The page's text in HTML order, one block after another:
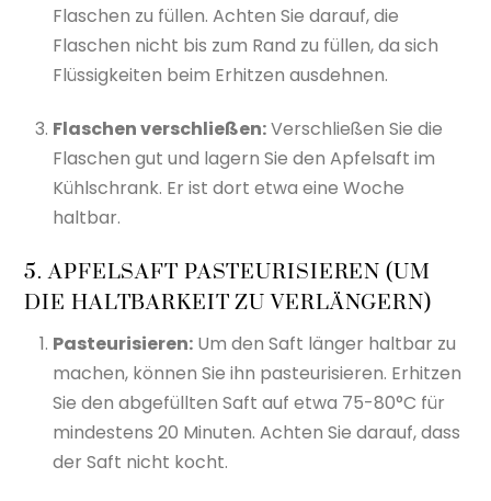
Flaschen zu füllen. Achten Sie darauf, die
Flaschen nicht bis zum Rand zu füllen, da sich
Flüssigkeiten beim Erhitzen ausdehnen.
Flaschen verschließen:Verschließen Sie die
Flaschen gut und lagern Sie den Apfelsaft im
Kühlschrank. Er ist dort etwa eine Woche
haltbar.
5. APFELSAFT PASTEURISIEREN (UM
DIE HALTBARKEIT ZU VERLÄNGERN)
Pasteurisieren: Um den Saft länger haltbar zu
machen, können Sie ihn pasteurisieren. Erhitzen
Sie den abgefüllten Saft auf etwa 75-80°C für
mindestens 20 Minuten. Achten Sie darauf, dass
der Saft nicht kocht.